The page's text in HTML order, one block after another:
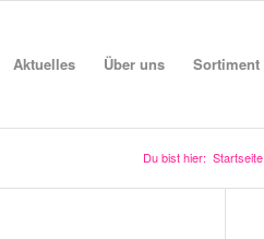
Aktuelles Über uns Sortiment
Du bist hier: Startseite